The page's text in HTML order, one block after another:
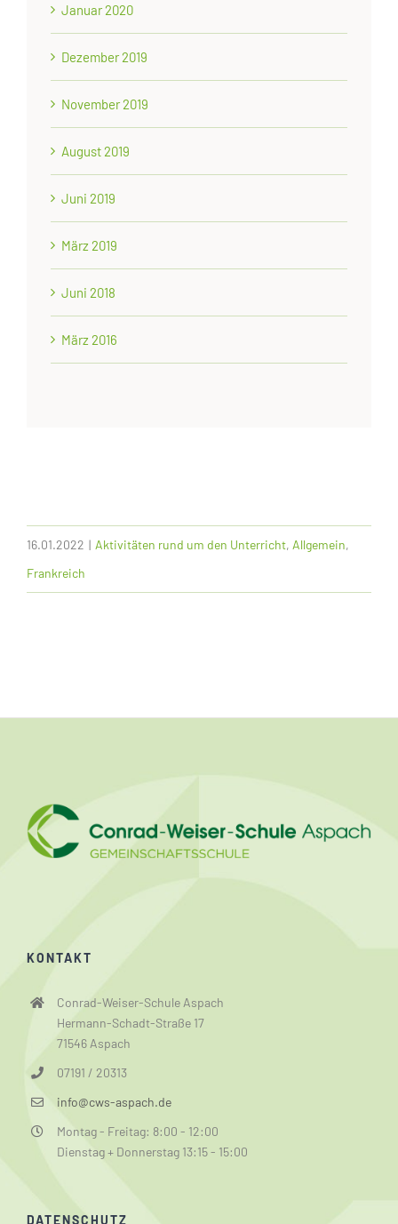
Januar 2020
Dezember 2019
November 2019
August 2019
Juni 2019
März 2019
Juni 2018
März 2016
16.01.2022 | Aktivitäten rund um den Unterricht, Allgemein,
Frankreich
KONTAKT
Conrad-Weiser-Schule Aspach
Hermann-Schadt-Straße 17
71546 Aspach
07191 / 20313
info@cws-aspach.de
Montag - Freitag: 8:00 - 12:00
Dienstag + Donnerstag 13:15 - 15:00
DATENSCHUTZ